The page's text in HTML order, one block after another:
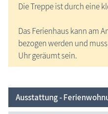
Die Treppe ist durch eine
Das Ferienhaus kann am
bezogen werden und
Uhr geräumt sein.
Ausstattung -